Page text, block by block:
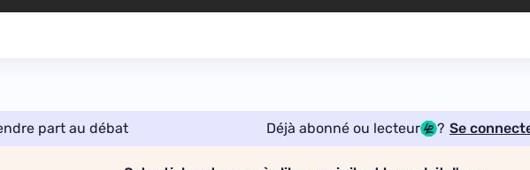
part au débat Déjà abonné ou lecteur ? Se